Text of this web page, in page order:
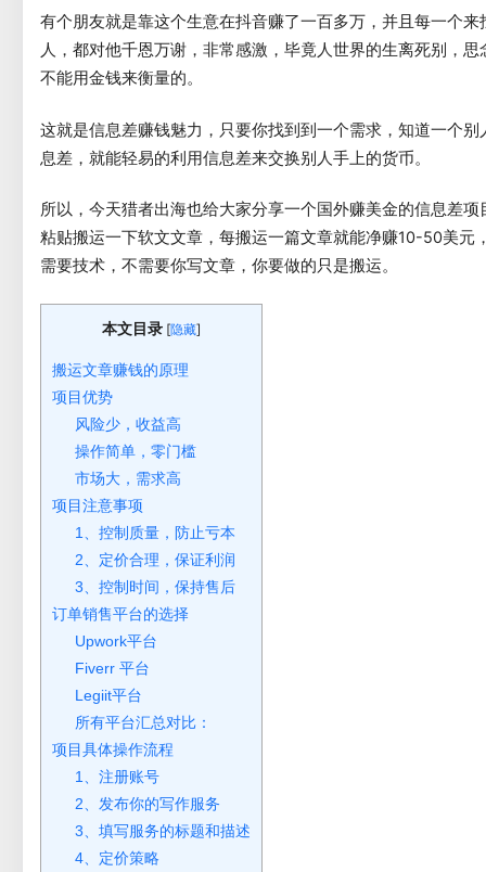
有个朋友就是靠这个生意在抖音赚了一百多万，并且每一个来
人，都对他千恩万谢，非常感激，毕竟人世界的生离死别，思
不能用金钱来衡量的。
这就是信息差赚钱魅力，只要你找到到一个需求，知道一个别
息差，就能轻易的利用信息差来交换别人手上的货币。
所以，今天猎者出海也给大家分享一个国外赚美金的信息差项
粘贴搬运一下软文文章，每搬运一篇文章就能净赚10-50美元
需要技术，不需要你写文章，你要做的只是搬运。
本文目录 [隐藏]
搬运文章赚钱的原理
项目优势
风险少，收益高
操作简单，零门槛
市场大，需求高
项目注意事项
1、控制质量，防止亏本
2、定价合理，保证利润
3、控制时间，保持售后
订单销售平台的选择
Upwork平台
Fiverr 平台
Legiit平台
所有平台汇总对比：
项目具体操作流程
1、注册账号
2、发布你的写作服务
3、填写服务的标题和描述
4、定价策略